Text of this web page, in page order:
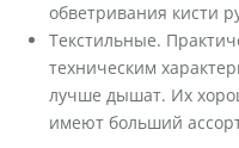
обветривания кисти
Текстильные.
техническим
лучше дышат. Их
имеют больший